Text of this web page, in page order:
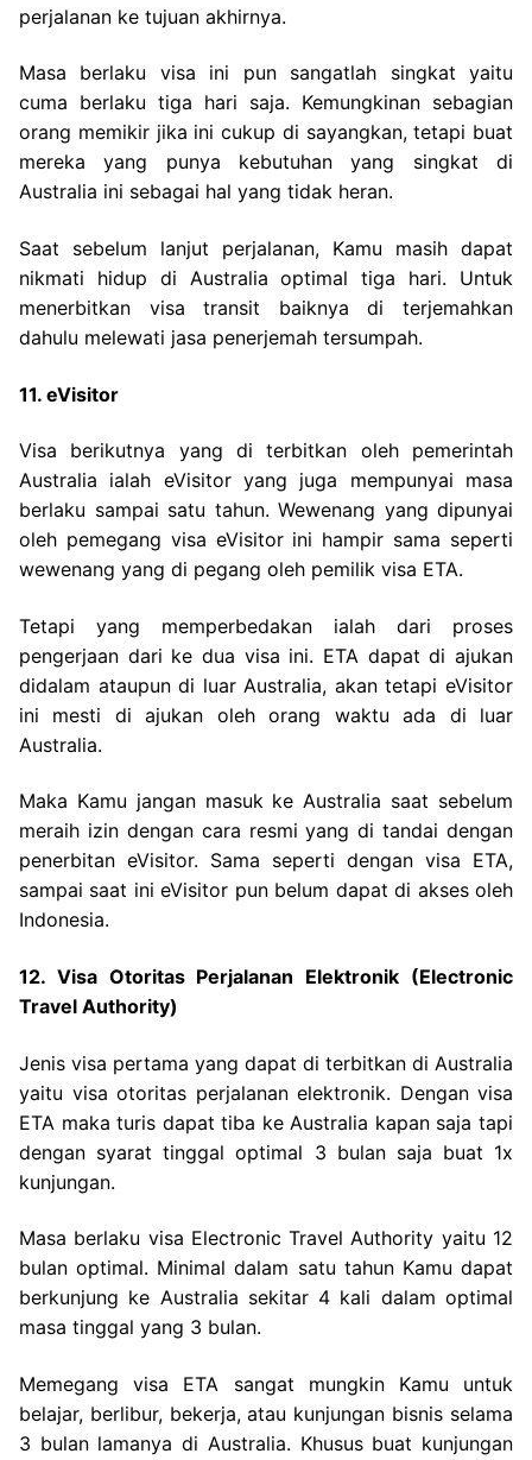
perjalanan ke tujuan akhirnya.
Masa berlaku visa ini pun sangatlah singkat yaitu
cuma berlaku tiga hari saja. Kemungkinan sebagian
orang memikir jika ini cukup di sayangkan, tetapi buat
mereka yang punya kebutuhan yang singkat di
Australia ini sebagai hal yang tidak heran.
Saat sebelum lanjut perjalanan, Kamu masih dapat
nikmati hidup di Australia optimal tiga hari. Untuk
menerbitkan visa transit baiknya di terjemahkan
dahulu melewati jasa penerjemah tersumpah.
11. eVisitor
Visa berikutnya yang di terbitkan oleh pemerintah
Australia ialah eVisitor yang juga mempunyai masa
berlaku sampai satu tahun. Wewenang yang dipunyai
oleh pemegang visa eVisitor ini hampir sama seperti
wewenang yang di pegang oleh pemilik visa ETA.
Tetapi yang memperbedakan ialah dari proses
pengerjaan dari ke dua visa ini. ETA dapat di ajukan
didalam ataupun di luar Australia, akan tetapi eVisitor
ini mesti di ajukan oleh orang waktu ada di luar
Australia.
Maka Kamu jangan masuk ke Australia saat sebelum
meraih izin dengan cara resmi yang di tandai dengan
penerbitan eVisitor. Sama seperti dengan visa ETA,
sampai saat ini eVisitor pun belum dapat di akses oleh
Indonesia.
12. Visa Otoritas Perjalanan Elektronik (Electronic
Travel Authority)
Jenis visa pertama yang dapat di terbitkan di Australia
yaitu visa otoritas perjalanan elektronik. Dengan visa
ETA maka turis dapat tiba ke Australia kapan saja tapi
dengan syarat tinggal optimal 3 bulan saja buat 1x
kunjungan.
Masa berlaku visa Electronic Travel Authority yaitu 12
bulan optimal. Minimal dalam satu tahun Kamu dapat
berkunjung ke Australia sekitar 4 kali dalam optimal
masa tinggal yang 3 bulan.
Memegang visa ETA sangat mungkin Kamu untuk
belajar, berlibur, bekerja, atau kunjungan bisnis selama
3 bulan lamanya di Australia. Khusus buat kunjungan